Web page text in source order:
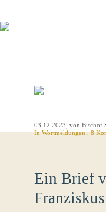
03.12.2023 , von Bischof
InWortmeldungen, 8
Ein Brief